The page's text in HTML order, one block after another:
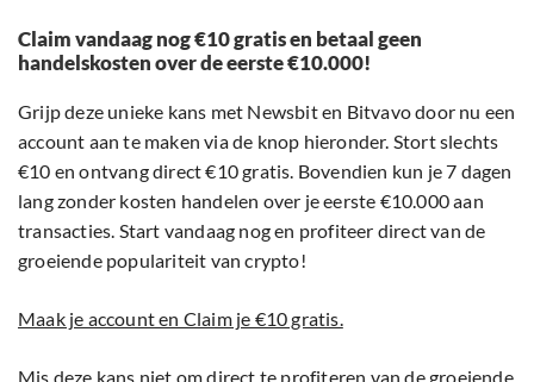
Claim vandaag nog €10 gratis en betaal geen
handelskosten over de eerste €10.000!
Grijp deze unieke kans met Newsbit en Bitvavo door nu een
account aan te maken via de knop hieronder. Stort slechts
€10 en ontvang direct €10 gratis. Bovendien kun je 7 dagen
lang zonder kosten handelen over je eerste €10.000 aan
transacties. Start vandaag nog en profiteer direct van de
groeiende populariteit van crypto!
Maak je account en Claim je €10 gratis.
Mis deze kans niet om direct te profiteren van de groeiende